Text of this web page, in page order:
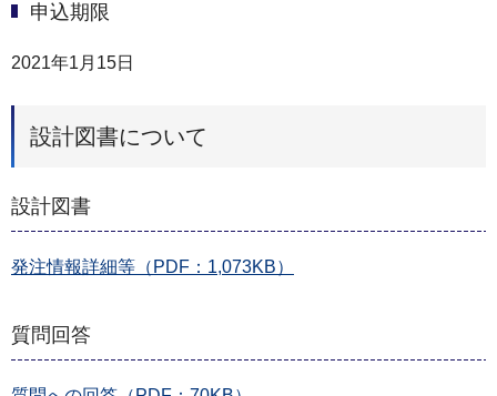
申込期限
2021年1月15日
設計図書について
設計図書
発注情報詳細等（PDF：1,073KB）
質問回答